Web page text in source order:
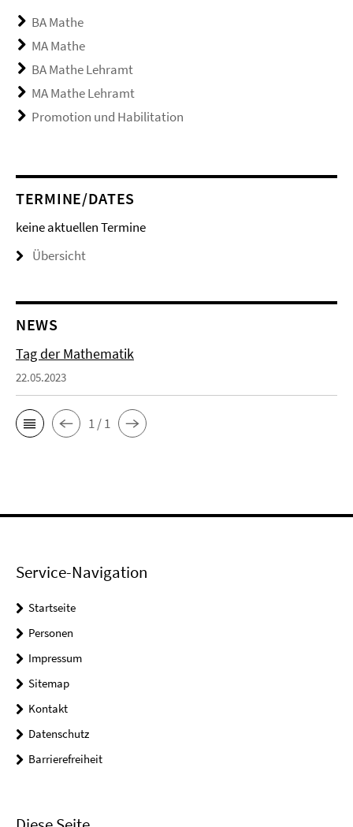
BA Mathe
MA Mathe
BA Mathe Lehramt
MA Mathe Lehramt
Promotion und Habilitation
TERMINE/DATES
keine aktuellen Termine
Übersicht
NEWS
Tag der Mathematik
22.05.2023
1 / 1
Service-Navigation
Startseite
Personen
Impressum
Sitemap
Kontakt
Datenschutz
Barrierefreiheit